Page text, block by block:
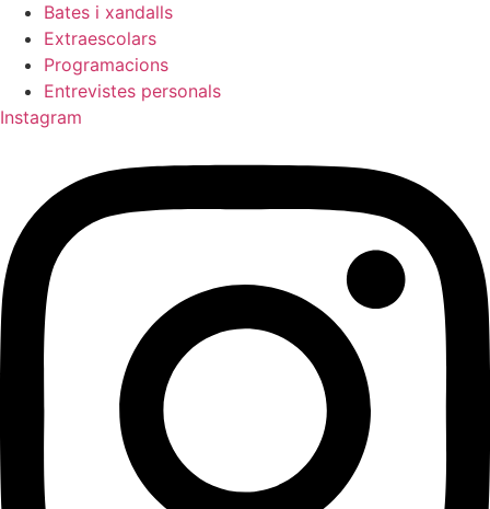
Bates i xandalls
Extraescolars
Programacions
Entrevistes personals
Instagram